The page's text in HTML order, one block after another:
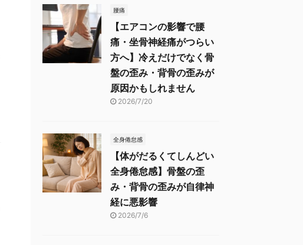
腰痛
【エアコンの影響で腰
痛・坐骨神経痛がつらい
方へ】冷えだけでなく骨
盤の歪み・背骨の歪みが
原因かもしれません
2026/7/20
全身倦怠感
【体がだるくてしんどい
全身倦怠感】骨盤の歪
み・背骨の歪みが自律神
経に悪影響
2026/7/6